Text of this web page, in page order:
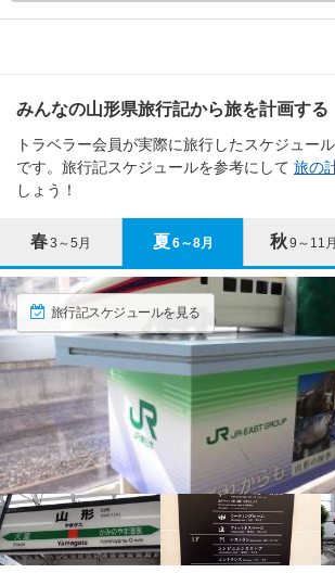
訪れたトラベラーのクチコミ
ワインの試飲も
高畠産のブドウを使用した
とが出来ます。
ブドウ畑もとても綺麗です
訪れたト
高
凝
不
外
米沢・天元台 各都市の 観光ランキ
クリップ
空気神社
寺・神社・教会 月山・朝日岳
3.24
訪れたトラベラーのクチコミ
綺麗な空気を祀る空気神社
月山
自然・景
訪れたト
八
池
史をもち、米沢藩上杉氏に愛された名湯です。春には
上山・赤湯・長井 エリア 旅行者の傾向
旅行時期 同行者
9～11月
12～2月
※このエリアに投稿され
上山・赤湯・長井 エリアの季節別人気スポッ
春3～5月 夏 6～8月
クリップ
山形市
天童温泉
蔵王温泉
山辺・中山
銀山温泉
寒河江
東根
尾花沢・大石田
月山・朝日岳
みんなの山形県旅行記から旅を計画する
トラベラー会員が実際に旅行したスケジュー
です。旅行記スケジュールを参考にして 旅の
しょう！
春3～5月 夏6～8月 秋9～11月
旅行記スケジュールを見る